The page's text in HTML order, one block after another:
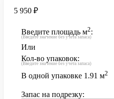
5 950 ₽
Введите площадь м2:
(Введите значение без учета запаса)
Или
Кол-во упаковок:
(Введите значение без учета запаса)
В одной упаковке 1.91 м2
Запас на подрезку: